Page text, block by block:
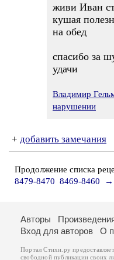
живи Иван
кушая
на обед
спасибо за
удачи
Владимир
нарушении
+ добавить замечания
Продолжение списка
8479-8470 8469-8460 →
Авторы
Вход для авторов
О
Портал Стихи.ру
свободной публикации своих